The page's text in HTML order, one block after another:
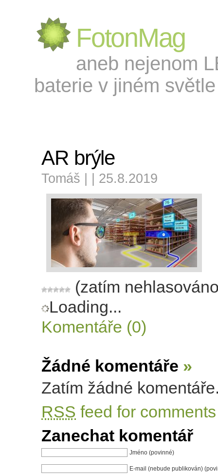
FotonMag
aneb nejenom
baterie v jiném
AR brýle
Tomáš | | 25.8.2019
(zatím
Loading...
Komentáře (0)
Žádné komentáře »
Zatím žádné
RSS feed for
Zanechat komentář
Jméno (povinné)
E-mail (nebude publikován)